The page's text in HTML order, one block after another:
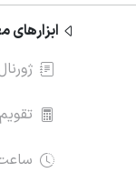
ابزارهای